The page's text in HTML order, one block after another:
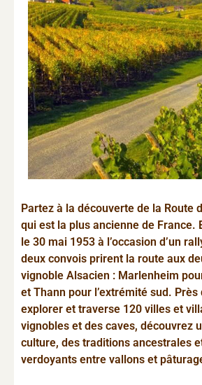
Partez à la découverte de la Route
qui est la plus ancienne de France.
le 30 mai 1953 à l’occasion d’un
deux convois prirent la route aux
vignoble Alsacien : Marlenheim
et Thann pour l’extrémité sud. Près
explorer et traverse 120 villes et
vignobles et des caves, découvrez
culture, des traditions ancestrales
verdoyants entre vallons et